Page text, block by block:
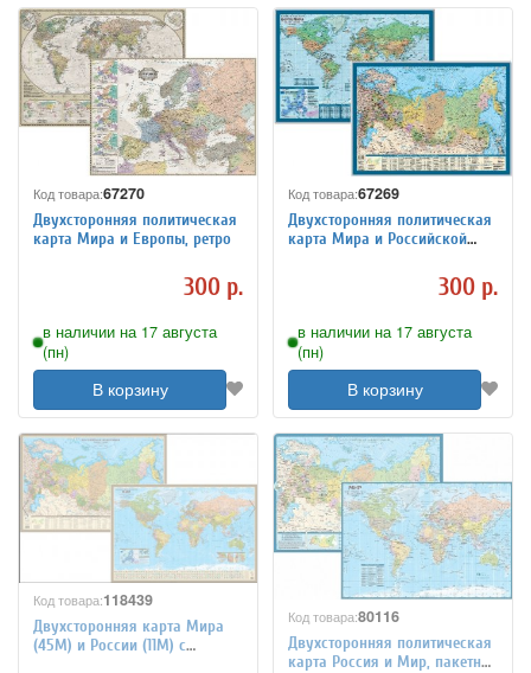
Код товара:67270
Двухсторонняя политическая
карта Мира и Европы, ретро
300 р.
в наличии на 17 августа
(пн)
В корзину
Код товара:67269
Двухсторонняя политическая
карта Мира и Российской
300 р.
в наличии на 17 августа
(пн)
В корзину
Код товара:118439
Двухсторонняя карта Мира
(45М) и России (11М) с
Код товара:80116
Двухсторонняя политическая
карта Россия и Мир, пакетная